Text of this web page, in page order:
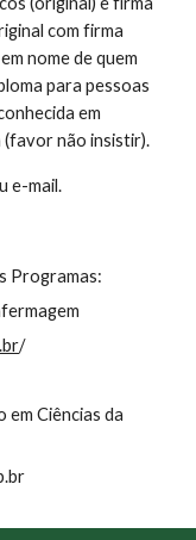
com firma
nome de quem
para pessoas
em
(favor não insistir).
e-mail.
Programas:
/
Ciências da